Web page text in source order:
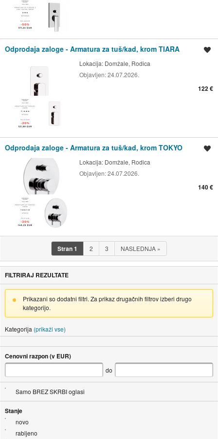
Odprodaja zaloge - Armatura za tuš/kad, krom TIARA
Lokacija: Domžale, Rodica
Objavljen:24.07.2026.
122 €
Odprodaja zaloge - Armatura za tuš/kad, krom TOKYO
Lokacija: Domžale, Rodica
Objavljen:24.07.2026.
140 €
Stran1 2 3 NASLEDNJA »
FILTRIRAJ REZULTATE
Prikazani so dodatni filtri. Za prikaz drugačnih filtrov izberi drugo
kategorijo.
Kategorija (prikaži vse)
Cenovni razpon (v EUR)
do
Samo BREZ SKRBI oglasi
Stanje
novo
rabljeno